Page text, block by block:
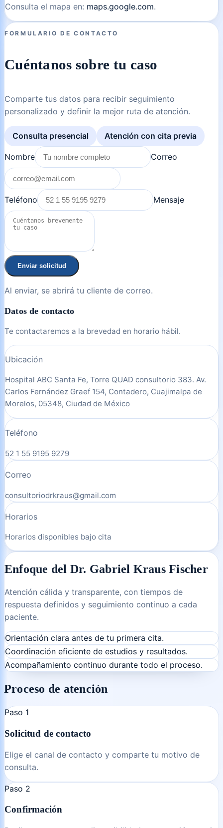
Consulta el mapa en: maps.google.com.
FORMULARIO DE CONTACTO
Cuéntanos sobre tu caso
Comparte tus datos para recibir seguimiento
personalizado y definir la mejor ruta de atención.
Consulta presencial Atención con cita previa
Nombre Correo
Teléfono Mensaje
Enviar solicitud
Al enviar, se abrirá tu cliente de correo.
Datos de contacto
Te contactaremos a la brevedad en horario hábil.
Ubicación
Hospital ABC Santa Fe, Torre QUAD consultorio 383. Av.
Carlos Fernández Graef 154, Contadero, Cuajimalpa de
Morelos, 05348, Ciudad de México
Teléfono
52 1 55 9195 9279
Correo
consultoriodrkraus@gmail.com
Horarios
Horarios disponibles bajo cita
Enfoque del Dr. Gabriel Kraus Fischer
Atención cálida y transparente, con tiempos de
respuesta definidos y seguimiento continuo a cada
paciente.
Orientación clara antes de tu primera cita.
Coordinación eficiente de estudios y resultados.
Acompañamiento continuo durante todo el proceso.
Proceso de atención
Paso 1
Solicitud de contacto
Elige el canal de contacto y comparte tu motivo de
consulta.
Paso 2
Confirmación